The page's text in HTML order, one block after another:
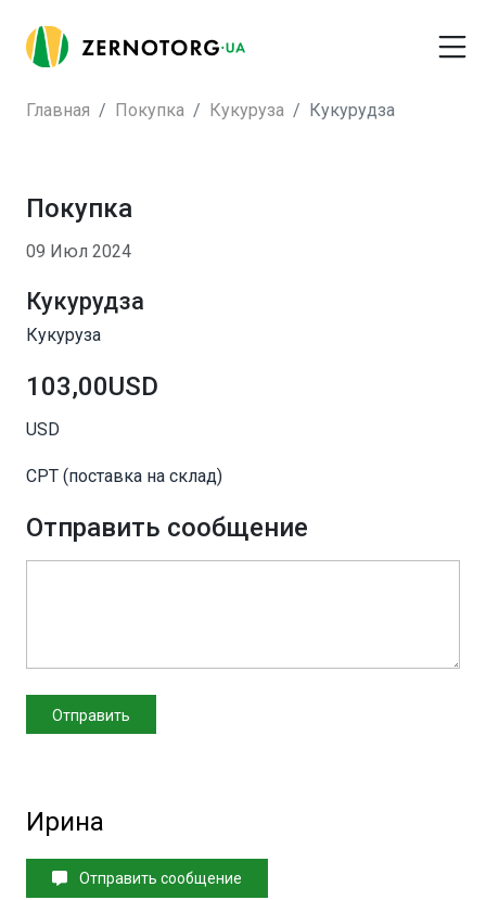
Главная Покупка Кукуруза Кукурудза
Покупка
09 Июл 2024
Кукурудза
Кукуруза
103,00USD
USD
CPT (поставка на склад)
Отправить сообщение
Ирина
Отправить сообщение